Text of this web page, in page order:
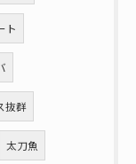
ト
抜群
太刀魚